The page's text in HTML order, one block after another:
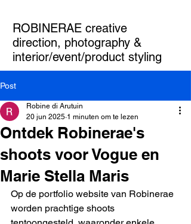
ROBINERAE creative
direction, photography &
interior/event/product styling
Post
Ontdek Robinerae's
shoots voor Vogue en
Marie Stella Maris
Robine di Arutuin
20 jun 2025 1 minuten om te lezen
Op de portfolio website van Robinerae
worden prachtige shoots